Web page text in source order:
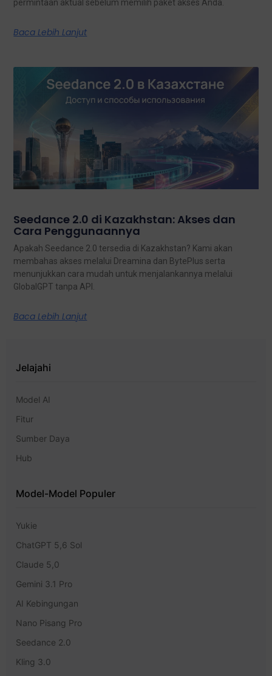
permintaan aktual sebelum memilih paket akses Anda.
Baca Lebih Lanjut
Seedance 2.0 di Kazakhstan: Akses dan
Cara Penggunaannya
Apakah Seedance 2.0 tersedia di Kazakhstan? Kami akan
membahas akses melalui Dreamina dan BytePlus serta
menunjukkan cara mudah untuk menjalankannya melalui
GlobalGPT tanpa API.
Baca Lebih Lanjut
Jelajahi
Model AI
Fitur
Sumber Daya
Hub
Model-Model Populer
Yukie
ChatGPT 5,6 Sol
Claude 5,0
Gemini 3.1 Pro
AI Kebingungan
Nano Pisang Pro
Seedance 2.0
Kling 3.0